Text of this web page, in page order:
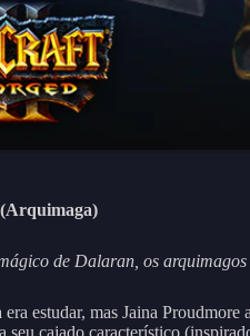
de Dalaran, os
estudar, mas Jaina
seu cajado característico